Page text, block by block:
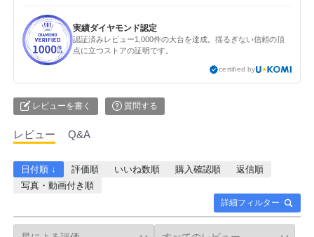
実績ダイヤモンド認定
認証済みレビュー1,000件の大台を達成。揺るぎない信頼の頂
点に立つストアの証明です。
certified by
レビューを書く 質問する
レビュー Q&A
詳細フィルター
日付順 ↓ 評価順 いいね数順 購入確認順
返信順
写真・動画付き順